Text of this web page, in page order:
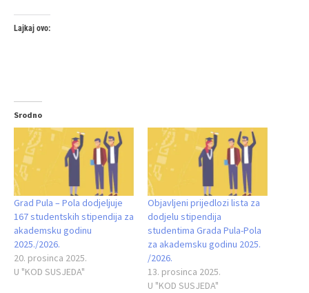
Lajkaj ovo:
Srodno
Grad Pula – Pola dodjeljuje
167 studentskih stipendija za
akademsku godinu
2025./2026.
20. prosinca 2025.
U "KOD SUSJEDA"
Objavljeni prijedlozi lista za
dodjelu stipendija
studentima Grada Pula-Pola
za akademsku godinu 2025.
/2026.
13. prosinca 2025.
U "KOD SUSJEDA"